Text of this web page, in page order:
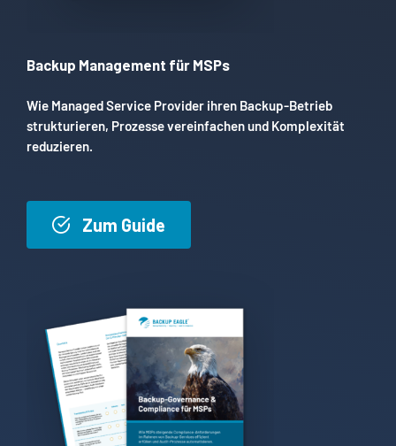
Backup Management für MSPs
Wie Managed Service Provider ihren Backup-Betrieb
strukturieren, Prozesse vereinfachen und Komplexität
reduzieren.
Zum Guide